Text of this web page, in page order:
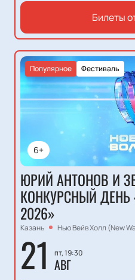
Билеты
6+
Фестиваль
Популярное
ЮРИЙ АНТОНОВ И
КОНКУРСНЫЙ
2026»
Казань Нью Вейв Холл (New
21 пт, 19:30
АВГ